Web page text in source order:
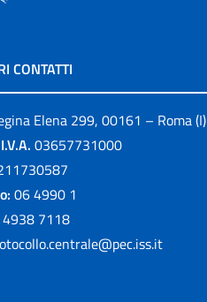
CONTATTI
Elena 299, 00161 – Roma (I)
03657731000
06 4990 1
7118